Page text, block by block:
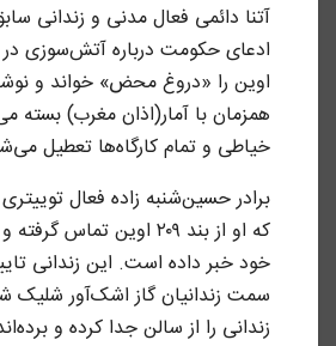
آتنا دائمی فعال مدنی و زندانی
ادعای حکومت درباره آتش‌سوزی در
اوین را «‌دروغ محض» خواند و
همزمان با آمار(اذان مغرب) بسته
خیاطی و تمام کارگاه‌ها تعطیل
برادر حسین‌شنبه زاده فعال
که او از بند ۲۰۹ اوین
خود خبر داده است. این زندانی
سمت زندانیان گاز اشک‌آور شلیک
زندانی را از سالن جدا کرده و